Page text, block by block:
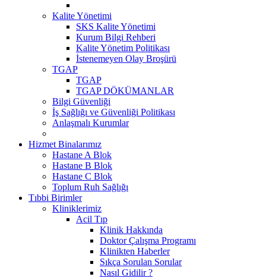
Kalite Yönetimi
SKS Kalite Yönetimi
Kurum Bilgi Rehberi
Kalite Yönetim Politikası
İstenemeyen Olay Broşürü
TGAP
TGAP
TGAP DÖKÜMANLAR
Bilgi Güvenliği
İş Sağlığı ve Güvenliği Politikası
Anlaşmalı Kurumlar
Hizmet Binalarımız
Hastane A Blok
Hastane B Blok
Hastane C Blok
Toplum Ruh Sağlığı
Tıbbi Birimler
Kliniklerimiz
Acil Tıp
Klinik Hakkında
Doktor Çalışma Programı
Klinikten Haberler
Sıkça Sorulan Sorular
Nasıl Gidilir ?